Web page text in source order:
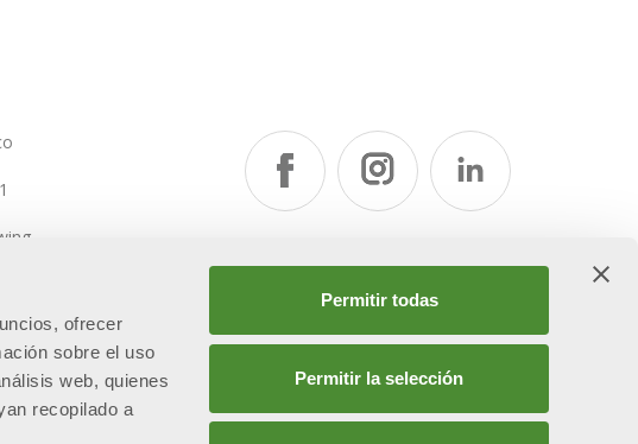
ofrecer
sobre el uso
web, quienes
recopilado a
Permitir todas
Permitir la selección